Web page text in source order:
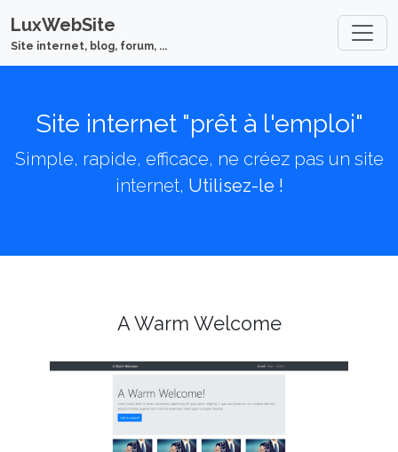
LuxWebSite
Site internet, blog, forum, ...
Site internet "prêt à l'emploi"
Simple, rapide, efficace, ne créez pas un site
internet, Utilisez-le !
A Warm Welcome